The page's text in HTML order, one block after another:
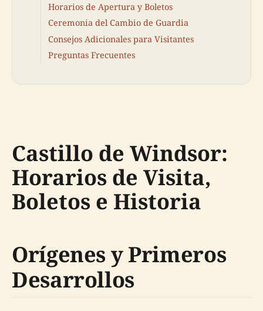
Horarios de Apertura y Boletos
Ceremonia del Cambio de Guardia
Consejos Adicionales para Visitantes
Preguntas Frecuentes
Castillo de Windsor:
Horarios de Visita,
Boletos e Historia
Orígenes y Primeros
Desarrollos